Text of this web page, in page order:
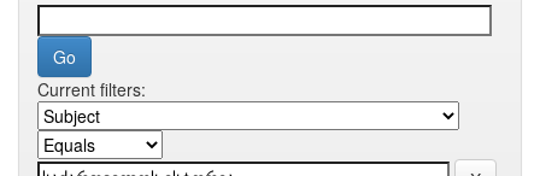
Current filters: